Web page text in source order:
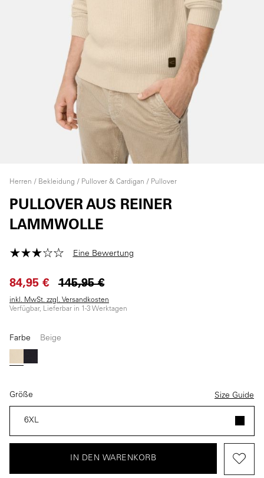
Herren Bekleidung Pullover & Cardigan Pullover
PULLOVER AUS REINER
LAMMWOLLE
Eine Bewertung
84,95 € 145,95 €
inkl. MwSt. zzgl. Versandkosten
Verfügbar, Lieferbar in 1-3 Werktagen
Farbe Beige
BeigeDunkelblau
Größe Size Guide
6XL
IN DEN WARENKORB